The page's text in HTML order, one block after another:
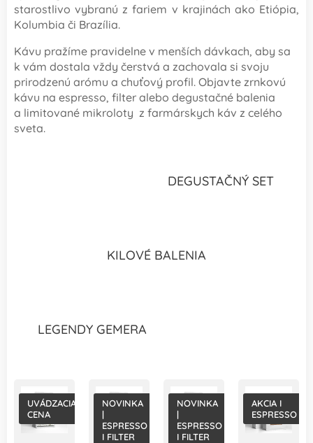
starostlivo vybranú z fariem v krajinách ako Etiópia,
Kolumbia či Brazília.
Kávu pražíme pravidelne v menších dávkach, aby sa
k vám dostala vždy čerstvá a zachovala si svoju
prirodzenú arómu a chuťový profil. Objavte zrnkovú
kávu na espresso, filter alebo degustačné balenia
a limitované mikroloty z farmárskych káv z celého
sveta.
DEGUSTAČNÝ SET
KILOVÉ BALENIA
LEGENDY GEMERA
UVÁDZACIA
CENA
NOVINKA
|
ESPRESSO
I FILTER
NOVINKA
|
ESPRESSO
I FILTER
AKCIA I
ESPRESSO